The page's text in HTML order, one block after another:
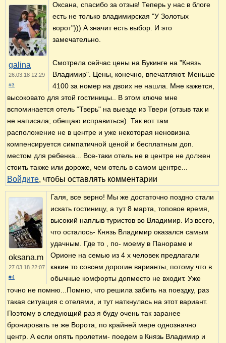
galina
26.03.18 12:29
#3
Оксана, спасибо за отзыв! Теперь у нас в блоге
есть не только владимирская "У Золотых
ворот"))) А значит есть выбор. И это
замечательно.
Смотрела сейчас цены на Букинге на "Князь
Владимир". Цены, конечно, впечатляют. Меньше
4100 за номер на двоих не нашла. Мне кажется,
высоковато для этой гостиницы.. В этом ключе мне
вспоминается отель "Тверь" на выезде из Твери (отзыв так и
не написала; обещаю исправиться). Так вот там
расположение не в центре и уже некоторая неновизна
компенсируется симпатичной ценой и бесплатным доп.
местом для ребенка... Все-таки отель не в центре не должен
стоить также или дороже, чем отель в самом центре...
Войдите, чтобы оставлять комментарии
oksana.m
27.03.18 22:07
#4
Галя, все верно! Мы же достаточно поздно стали
искать гостиницу, а тут 8 марта, топовое время,
высокий наплыв туристов во Владимир. Из всего,
что осталось- Князь Владимир оказался самым
удачным. Где то , по- моему в Панораме и
Орионе на семью из 4 х человек предлагали
какие то совсем дорогие варианты, потому что в
обычные комфорты допместо не входит. Уже
точно не помню...Помню, что решила забить на поездку, раз
такая ситуация с отелями, и тут наткнулась на этот вариант.
Поэтому в следующий раз я буду очень так заранее
бронировать те же Ворота, по крайней мере однозначно
центр. А если опять пролетим- поедем в Князь Владимир и